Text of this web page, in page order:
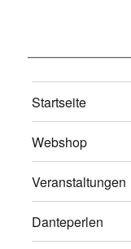
Startseite
Webshop
Veranstaltungen
Danteperlen